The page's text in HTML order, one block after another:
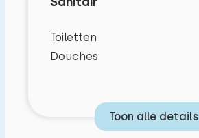
Toiletten
Douches
Toon alle details